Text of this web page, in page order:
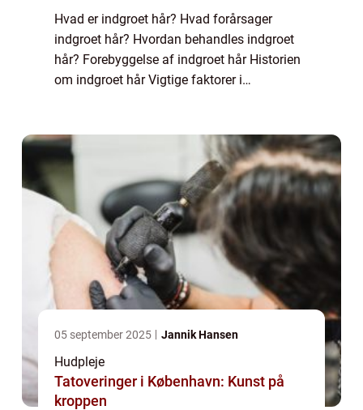
Hvad er indgroet hår? Hvad forårsager
indgroet hår? Hvordan behandles indgroet
hår? Forebyggelse af indgroet hår Historien
om indgroet hår Vigtige faktorer i
tilstand, s...
05 september 2025 Jannik Hansen
Hudpleje
Tatoveringer i København: Kunst på
kroppen